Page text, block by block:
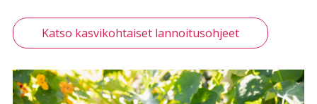
Katso kasvikohtaiset lannoitusohjeet